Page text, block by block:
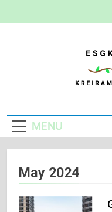
MENU
May 2024